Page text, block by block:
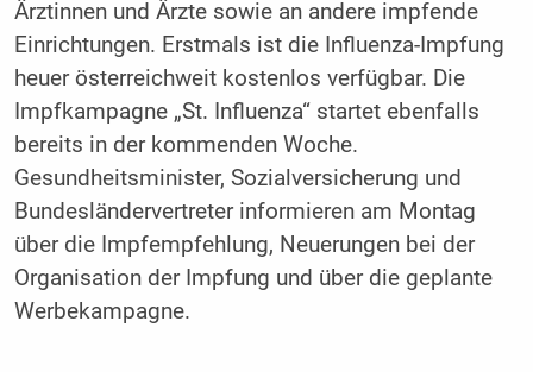
Ärztinnen und Ärzte sowie an andere impfende
Einrichtungen. Erstmals ist die Influenza-Impfung
heuer österreichweit kostenlos verfügbar. Die
Impfkampagne „St. Influenza“ startet ebenfalls
bereits in der kommenden Woche.
Gesundheitsminister, Sozialversicherung und
Bundesländervertreter informieren am Montag
über die Impfempfehlung, Neuerungen bei der
Organisation der Impfung und über die geplante
Werbekampagne.